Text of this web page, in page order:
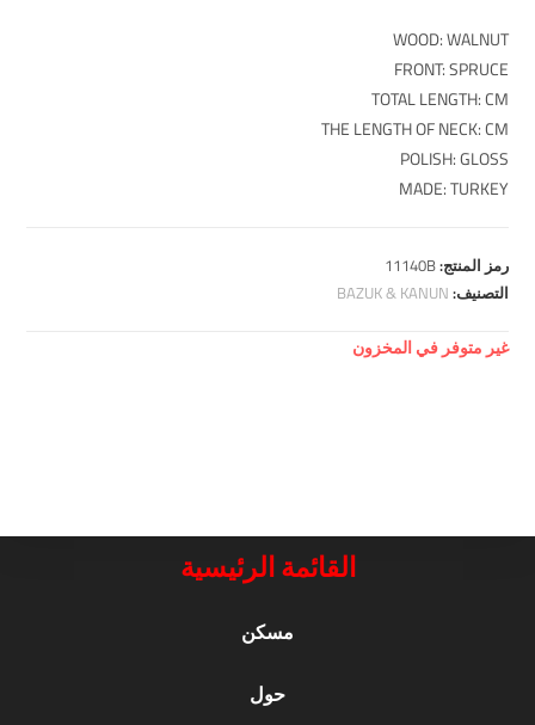
WOOD: WALNUT
FRONT: SPRUCE
TOTAL LENGTH: CM
THE LENGTH OF NECK: CM
POLISH: GLOSS
MADE: TURKEY
رمز المنتج:11140B
التصنيف: BAZUK & KANUN
غير متوفر في المخزون
القائمة الرئيسية
مسكن
حول